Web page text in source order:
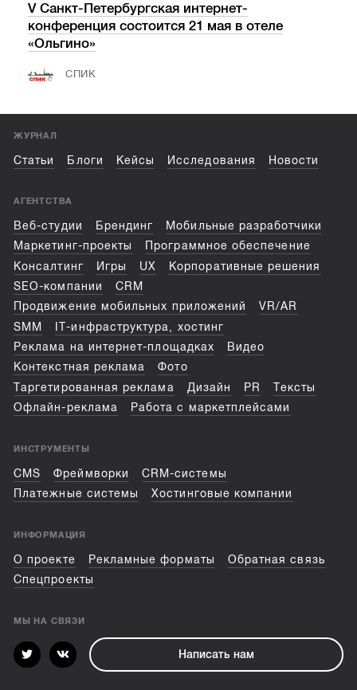
V Санкт-Петербургская интернет-
конференция состоится 21 мая в отеле
«Ольгино»
СПИК
ЖУРНАЛ
Статьи Блоги Кейсы Исследования Новости
АГЕНТСТВА
Веб-студии Брендинг
Мобильные разработчики
Маркетинг-проекты
Программное обеспечение
Консалтинг
Игры UX
Корпоративные решения
SEO-компании
CRM
Продвижение мобильных приложений
VR/AR
SMM
IT-инфраструктура, хостинг
Реклама на интернет-площадках
Видео
Контекстная реклама
Фото
Таргетированная реклама
Дизайн PR
Тексты
Офлайн-реклама
Работа с маркетплейсами
ИНСТРУМЕНТЫ
CMS Фреймворки
CRM-системы
Платежные системы
Хостинговые компании
ИНФОРМАЦИЯ
О проекте Рекламные форматы
Обратная связь
Спецпроекты
МЫ НА СВЯЗИ
Написать нам